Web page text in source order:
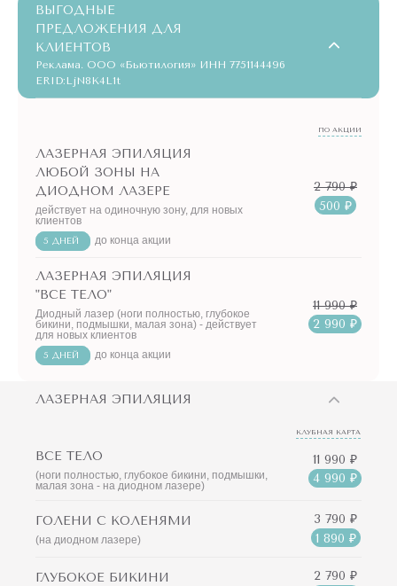
ВЫГОДНЫЕ
ПРЕДЛОЖЕНИЯ ДЛЯ
КЛИЕНТОВ
Реклама. ООО «Бьютилогия» ИНН 7751144496
ERID:LjN8K4L1t
ПО АКЦИИ
ЛАЗЕРНАЯ ЭПИЛЯЦИЯ
ЛЮБОЙ ЗОНЫ НА
ДИОДНОМ ЛАЗЕРЕ
действует на одиночную зону, для новых
клиентов
5 ДНЕЙ до конца акции
2 790 ₽
500 ₽
ЛАЗЕРНАЯ ЭПИЛЯЦИЯ
"ВСЕ ТЕЛО"
Диодный лазер (ноги полностью, глубокое
бикини, подмышки, малая зона) - действует
для новых клиентов
5 ДНЕЙ до конца акции
11 990 ₽
2 990 ₽
ЛАЗЕРНАЯ ЭПИЛЯЦИЯ
КЛУБНАЯ КАРТА
ВСЕ ТЕЛО
(ноги полностью, глубокое бикини, подмышки,
малая зона - на диодном лазере)
11 990 ₽
4 990 ₽
ГОЛЕНИ С КОЛЕНЯМИ
(на диодном лазере)
3 790 ₽
1 890 ₽
ГЛУБОКОЕ БИКИНИ
2 790 ₽